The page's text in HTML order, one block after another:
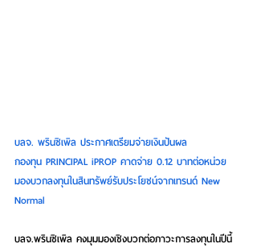
บลจ. พรินซิเพิล ประกาศเตรียมจ่ายเงินปันผล
กองทุน PRINCIPAL iPROP คาดจ่าย 0.12 บาทต่อหน่วย
มองบวกลงทุนในสินทรัพย์รับประโยชน์จากเทรนด์ New
Normal
บลจ.พรินซิเพิล คงมุมมองเชิงบวกต่อภาวะการลงทุนในปีนี้